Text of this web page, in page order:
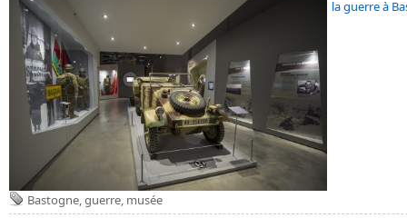
la guerre à
Bastogne,guerre, musée